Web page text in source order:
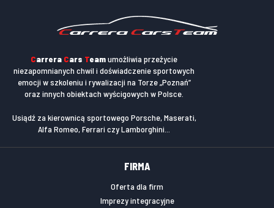
Carrera Cars Teamumożliwia przeżycie
niezapomnianych chwil i doświadczenie sportowych
emocji w szkoleniu i rywalizacji na Torze „Poznań”
oraz innych obiektach wyścigowych w Polsce.
Usiądź za kierownicą sportowego Porsche, Maserati,
Alfa Romeo, Ferrari czy Lamborghini...
FIRMA
Oferta dla firm
Imprezy integracyjne